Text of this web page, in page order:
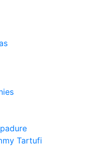
Tartufi